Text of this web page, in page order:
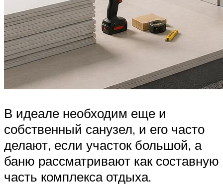
В идеале необходим еще и
собственный санузел, и его часто
делают, если участок большой, а
баню рассматривают как составную
часть комплекса отдыха.